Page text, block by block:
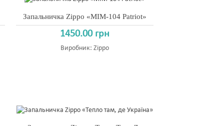
Запальничка Zippo «MIM-104 Patriot»
1450.00 грн
Виробник: Zippo